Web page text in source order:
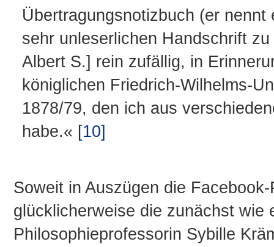
Übertragungsnotizbuch (er
sehr unleserlichen Handschrift
Albert S.] rein zufällig, in
königlichen Friedrich-Wilhelms-
1878/79, den ich aus
habe.« [10]
Soweit in Auszügen die
glücklicherweise die zunächst wie
Philosophieprofessorin Sybille